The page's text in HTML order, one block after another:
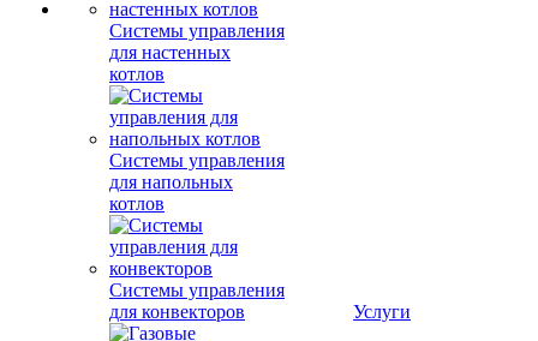
Системы управления
для настенных
котлов
Системы управления
для напольных
котлов
Системы управления
для конвекторов
Услуги